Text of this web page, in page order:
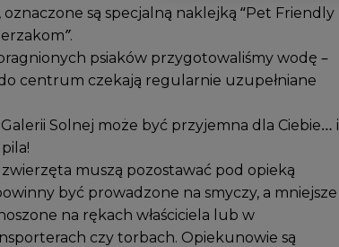
są specjalną naklejką “Pet Friendly
.
psiaków przygotowaliśmy wodę –
centrum czekają regularnie uzupełniane
Solnej może być przyjemna dla Ciebie… i
muszą pozostawać pod opieką
być prowadzone na smyczy, a mniejsze
na rękach właściciela lub w
czy torbach. Opiekunowie są